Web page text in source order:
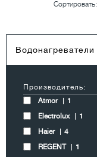
Сортировать:
Производитель:
Atmor
1
Electrolux
1
Haier
4
REGENT
1